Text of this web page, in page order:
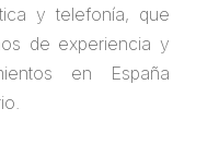
y telefonía, que
de experiencia y
en España